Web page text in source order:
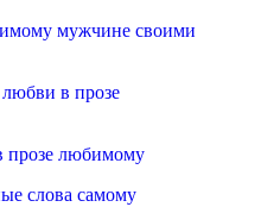
мужчине своими
прозе любимому